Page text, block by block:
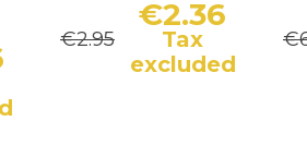
Price
€2.36
Tax
excluded
€2.95